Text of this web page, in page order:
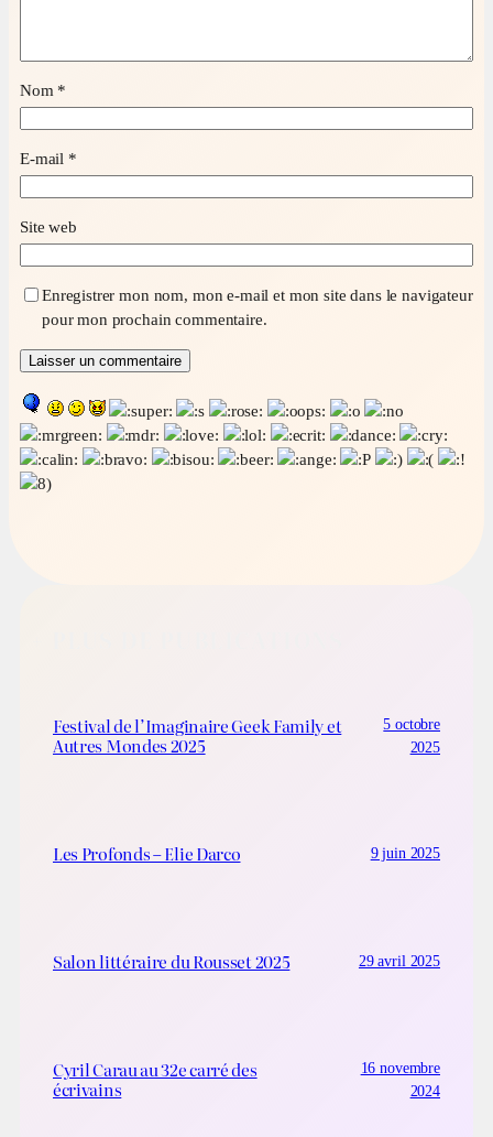
Nom *
E-mail *
Site web
Enregistrer mon nom, mon e-mail et mon site dans le navigateur
pour mon prochain commentaire.
Festival de l’Imaginaire Geek Family et
Autres Mondes 2025
5 octobre
2025
Les Profonds – Elie Darco 9 juin 2025
Salon littéraire du Rousset 2025 29 avril 2025
Cyril Carau au 32e carré des
écrivains
16 novembre
2024